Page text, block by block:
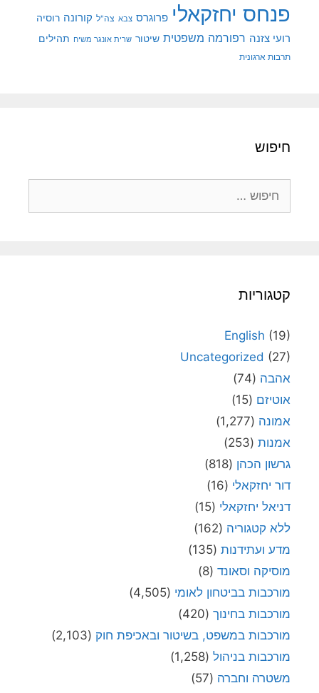
פנחס יחזקאלי פרוגרס צבא צה"ל קורונה רוסיה
רועי צזנה רפורמה משפטית שיטור שרית אונגר משיח תהילים
תרבות ארגונית
חיפוש
קטגוריות
English (19)
Uncategorized (27)
אהבה (74)
אוטיזם (15)
אמונה (1,277)
אמנות (253)
גרשון הכהן (818)
דור יחזקאלי (16)
דניאל יחזקאלי (15)
ללא קטגוריה (162)
מדע ועתידנות (135)
מוסיקה וסאונד (8)
מורכבות בביטחון לאומי (4,505)
מורכבות בחינוך (420)
מורכבות במשפט, בשיטור ובאכיפת חוק (2,103)
מורכבות בניהול (1,258)
משטרה וחברה (57)